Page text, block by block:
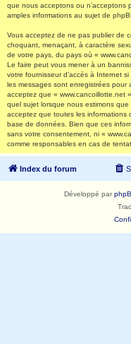
que nous acceptons ou n’acceptons
amples informations au sujet de
Vous acceptez de ne pas publier de
choquant, menaçant, à caractère
de votre pays, du pays où «
Le faire peut vous mener à un
votre fournisseur d’accès à Internet
les messages sont enregistrées pour
acceptez que « www.cancoillotte.net
quel sujet lorsque nous estimons
acceptez que toutes les informations
base de données. Bien que ces
sans votre consentement, ni «
comme responsables en cas de
Index du forum
Développé par